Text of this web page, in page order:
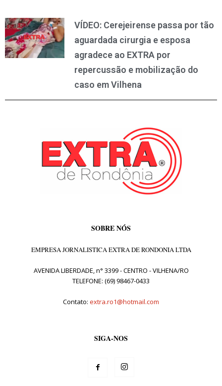
VÍDEO: Cerejeirense passa por tão
aguardada cirurgia e esposa
agradece ao EXTRA por
repercussão e mobilização do
caso em Vilhena
SOBRE NÓS
EMPRESA JORNALISTICA EXTRA DE RONDONIA LTDA
AVENIDA LIBERDADE, n° 3399 - CENTRO - VILHENA/RO
TELEFONE: (69) 98467-0433
Contato: extra.ro1@hotmail.com
SIGA-NOS